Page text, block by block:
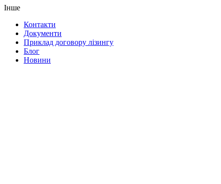
Інше
Контакти
Документи
Приклад договору лізингу
Блог
Новини